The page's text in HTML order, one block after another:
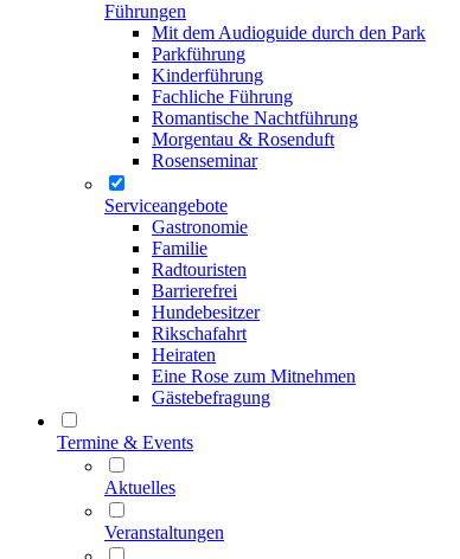
Führungen
Mit dem Audioguide durch den Park
Parkführung
Kinderführung
Fachliche Führung
Romantische Nachtführung
Morgentau & Rosenduft
Rosenseminar
Serviceangebote
Gastronomie
Familie
Radtouristen
Barrierefrei
Hundebesitzer
Rikschafahrt
Heiraten
Eine Rose zum Mitnehmen
Gästebefragung
Termine & Events
Aktuelles
Veranstaltungen